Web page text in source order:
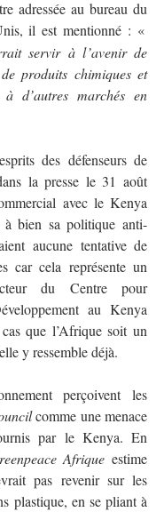
adressée au bureau du
il est mentionné : «
servir àl’avenir de
produits chimiques et
d’autres marchés en
des défenseurs de
la presse le 31 août
avec le Kenya
à bien sa politique anti-
aucune tentative de
car cela représente un
du Centre pour
au Kenya
que l’Afrique soit un
y ressemble déjà.
perçoivent les
comme une menace
par le Kenya. En
Afrique estime
pas revenir sur les
plastique, en se pliant à